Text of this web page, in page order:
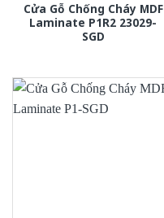
Cửa Gỗ Chống Cháy MDF
Laminate P1R2 23029-
SGD